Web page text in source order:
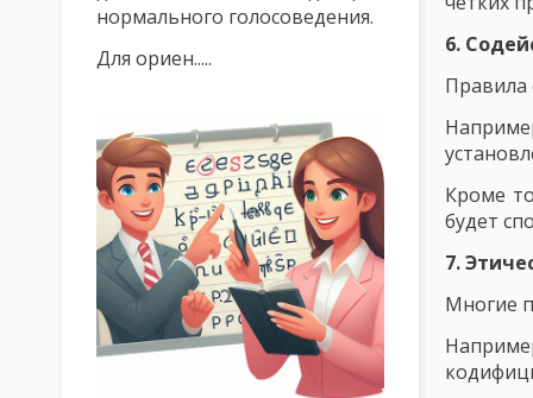
ОБЪЕКТ И
ПРЕПОДАВАНИЯ И ОБУЧЕНИЯ КАК КАТЕГОРИИ ДИДАКТИКИ
УЧЕБНЫЙ ПЛАН, УЧЕБНАЯ ПРОГРАММА, УЧЕБНАЯ
ОБЩАЯ ДИДАКТИКА И ЕЕ СОВРЕМЕННЫЕ ПРОБЛЕМЫ
МОДЕЛЬ ОБРАЗОВАТЕЛЬНОГО ПРОЦЕССА СТРУКТУРА
СТИМУЛИРУЮЩЕЕ-МОТИВАЦИОННЫЙ КОМПОНЕНТ УЧЕБНОГО
ОЦЕНОЧНОСТНО-РЕЗУЛЬТАТИВНЫЙ КОМПОНЕНТ УЧЕБНОГО
СУЩНОСТЬ ДИДАКТИЧЕСКОГО ПРОЦЕССА СИСТЕМЫ ОБУЧЕНИЯ
нормального голосоведения.
Для ориен.....
6.
Правила
Кроме
будет
7.
Многие